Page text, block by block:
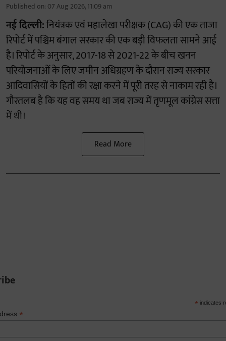
Published on: 07 Aug 2026, 11:09 am
नई दिल्ली:नियंत्रक एवं महालेखा परीक्षक (CAG) की एक ताजा
रिपोर्ट में पश्चिम बंगाल सरकार की एक बड़ी विफलता सामने आई
है। रिपोर्ट के अनुसार, 2017-18 से 2021-22 के बीच खनन
परियोजनाओं के लिए जमीन अधिग्रहण के दौरान राज्य सरकार
आदिवासियों के हितों की रक्षा करने में पूरी तरह से नाकाम रही है।
गौरतलब है कि यह वह समय था जब राज्य में तृणमूल कांग्रेस सत्ता
में थी।
Read More
* indicates
*